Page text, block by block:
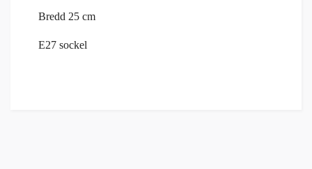
Bredd 25 cm
E27 sockel